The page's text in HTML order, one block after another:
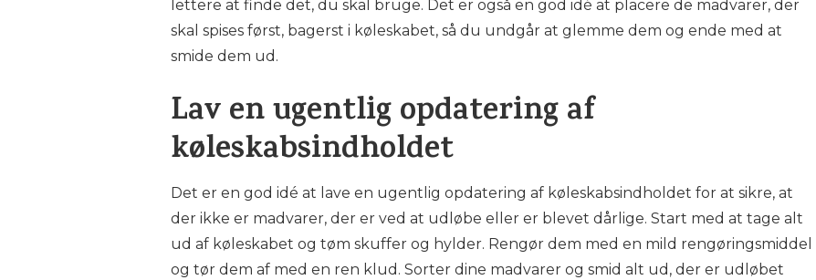
lettere at finde det, du skal bruge. Det er også en god idé at placere de madvarer, der
skal spises først, bagerst i køleskabet, så du undgår at glemme dem og ende med at
smide dem ud.
Lav en ugentlig opdatering af
køleskabsindholdet
Det er en god idé at lave en ugentlig opdatering af køleskabsindholdet for at sikre, at
der ikke er madvarer, der er ved at udløbe eller er blevet dårlige. Start med at tage alt
ud af køleskabet og tøm skuffer og hylder. Rengør dem med en mild rengøringsmiddel
og tør dem af med en ren klud. Sorter dine madvarer og smid alt ud, der er udløbet